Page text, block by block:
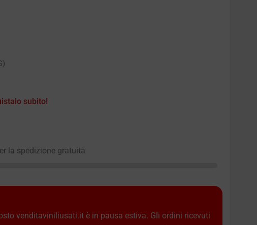
subito!
la spedizione gratuita
venditaviniliusati.it è in pausa estiva. Gli ordini ricevuti